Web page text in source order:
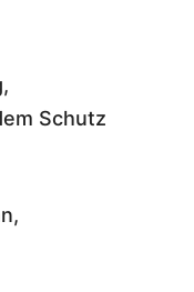
Schutz